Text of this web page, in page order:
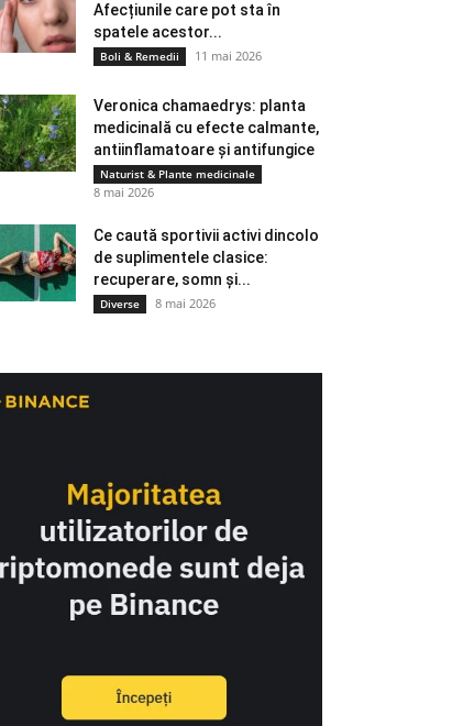
Afecțiunile care pot sta în
spatele acestor...
Boli & Remedii 11 mai 2026
Veronica chamaedrys: planta
medicinală cu efecte calmante,
antiinflamatoare și antifungice
Naturist & Plante medicinale
8 mai 2026
Ce caută sportivii activi dincolo
de suplimentele clasice:
recuperare, somn și...
Diverse 8 mai 2026